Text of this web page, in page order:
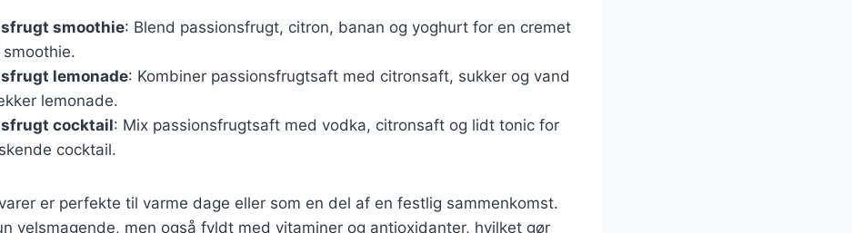
smoothie: Blend passionsfrugt, citron, banan og yoghurt for en cremet
lemonade: Kombiner passionsfrugtsaft med citronsaft, sukker og vand
lemonade.
cocktail: Mix passionsfrugtsaft med vodka, citronsaft og lidt tonic for
cocktail.
er perfekte til varme dage eller som en del af en festlig sammenkomst.
velsmagende, men også fyldt med vitaminer og antioxidanter, hvilket gør